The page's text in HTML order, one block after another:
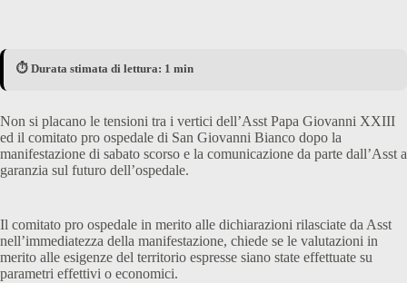
⏱️ Durata stimata di lettura: 1 min
Non si placano le tensioni tra i vertici dell’Asst Papa Giovanni XXIII
ed il comitato pro ospedale di San Giovanni Bianco dopo la
manifestazione di sabato scorso e la comunicazione da parte dall’Asst a
garanzia sul futuro dell’ospedale.
Il comitato pro ospedale in merito alle dichiarazioni rilasciate da Asst
nell’immediatezza della manifestazione, chiede se le valutazioni in
merito alle esigenze del territorio espresse siano state effettuate su
parametri effettivi o economici.